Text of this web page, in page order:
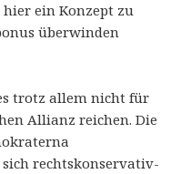
ein Konzept zu
überwinden
trotz allem nicht für
Allianz reichen. Die
rechtskonservativ-